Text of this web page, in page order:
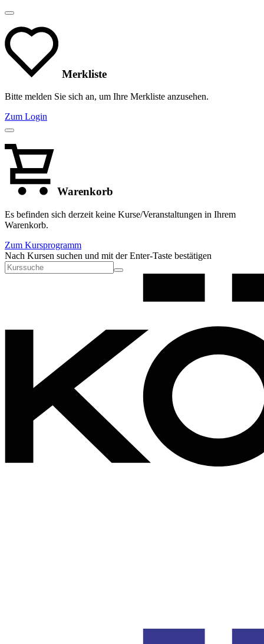
Merkliste
Bitte melden Sie sich an, um Ihre Merkliste anzusehen.
Zum Login
Warenkorb
Es befinden sich derzeit keine Kurse/Veranstaltungen in Ihrem
Warenkorb.
Zum Kursprogramm
Nach Kursen suchen und mit der Enter-Taste bestätigen